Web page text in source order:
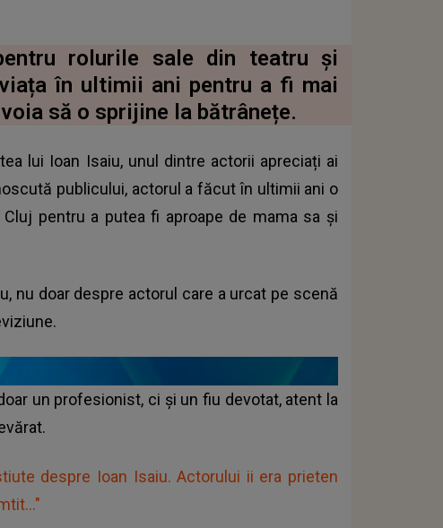
rolurile sale din teatru și
în ultimii ani pentru a fi mai
să o sprijine la bătrânețe.
lui Ioan Isaiu, unul dintre actorii apreciați ai
publicului, actorul a făcut în ultimii ani o
pentru a putea fi aproape de mama sa și
nu doar despre actorul care a urcat pe scenă
un profesionist, ci și un fiu devotat, atent la
despre Ioan Isaiu. Actorului ii era prieten